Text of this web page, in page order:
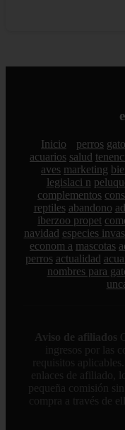
Inicio perros
acuarios salud
aves marketing
legislaci n
complementos
reptiles abandono
iberzoo propet
navidad especies
econom a mascotas
perros actualidad
nombres para
Aviso de afiliados
ingresos por las
requisitos
enlaces de afiliado,
pequeña comisión
compra a través de